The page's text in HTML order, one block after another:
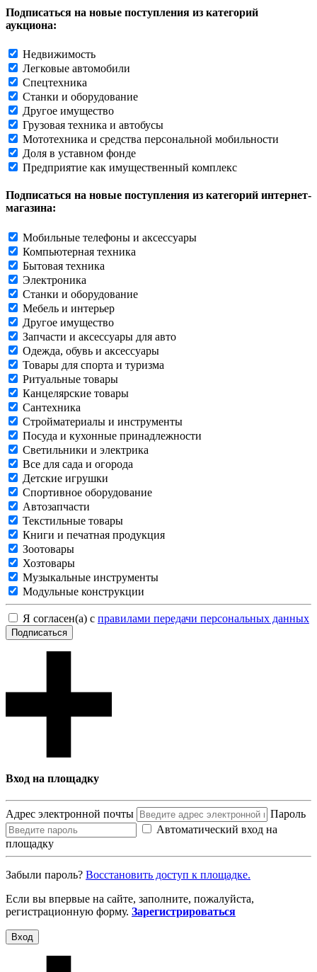
Подписаться на новые поступления из категорий
аукциона:
Недвижимость
Легковые автомобили
Спецтехника
Станки и оборудование
Другое имущество
Грузовая техника и автобусы
Мототехника и средства персональной мобильности
Доля в уставном фонде
Предприятие как имущественный комплекс
Подписаться на новые поступления из категорий интернет-
магазина:
Мобильные телефоны и аксессуары
Компьютерная техника
Бытовая техника
Электроника
Станки и оборудование
Мебель и интерьер
Другое имущество
Запчасти и аксессуары для авто
Одежда, обувь и аксессуары
Товары для спорта и туризма
Ритуальные товары
Канцелярские товары
Сантехника
Стройматериалы и инструменты
Посуда и кухонные принадлежности
Светильники и электрика
Все для сада и огорода
Детские игрушки
Спортивное оборудование
Автозапчасти
Текстильные товары
Книги и печатная продукция
Зоотовары
Хозтовары
Музыкальные инструменты
Модульные конструкции
Я согласен(а) с правилами передачи персональных данных
Подписаться
Вход на площадку
Адрес электронной почты
Пароль
Автоматический вход на
площадку
Забыли пароль? Восcтановить доступ к площадке.
Если вы впервые на сайте, заполните, пожалуйста,
регистрационную форму. Зарегистрироваться
Вход